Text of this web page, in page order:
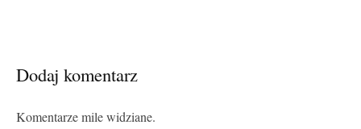
Dodaj komentarz
Komentarze mile widziane.